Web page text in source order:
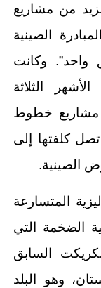
من مشاريع
الصينية
واحد”. وكانت
الثلاثة
مشاريع خطوط
كلفتها إلى
المتسارعة
الضخمة التي
السابق
وهو البلد